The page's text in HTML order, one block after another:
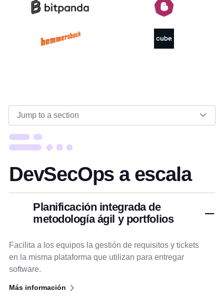
Jump to a section
DevSecOps a escala
Planificación integrada de
metodología ágil y portfolios
Facilita a los equipos la gestión de requisitos y tickets
en la misma plataforma que utilizan para entregar
software.
Más información